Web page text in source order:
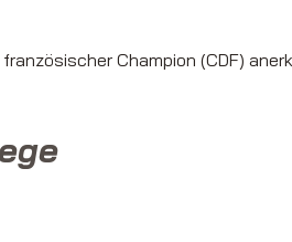
Champion (CDF)